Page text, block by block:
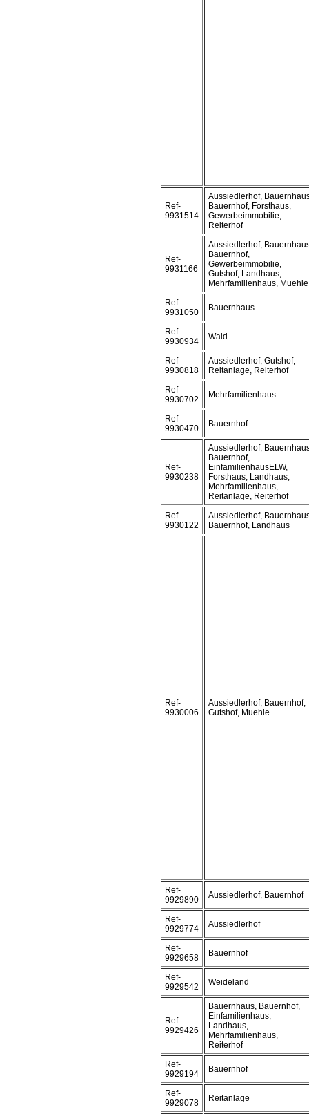
Ref-
9931514
Aussiedlerhof,
Bauernhof, Forsthaus,
Gewerbeimmobilie,
Reiterhof
Ref-
9931166
Aussiedlerhof,
Bauernhof,
Gewerbeimmobilie,
Gutshof, Landhaus,
Mehrfamilienhaus, Muehle
Ref-
9931050
Bauernhaus
Ref-
9930934
Wald
Ref-
9930818
Aussiedlerhof, Gutshof,
Reitanlage, Reiterhof
Ref-
9930702
Mehrfamilienhaus
Ref-
9930470
Bauernhof
Ref-
9930238
Aussiedlerhof,
Bauernhof,
EinfamilienhausELW,
Forsthaus, Landhaus,
Mehrfamilienhaus,
Reitanlage, Reiterhof
Ref-
9930122
Aussiedlerhof,
Bauernhof, Landhaus
Ref-
9930006
Aussiedlerhof, Bauernhof,
Gutshof, Muehle
Ref-
9929890
Aussiedlerhof, Bauernhof
Ref-
9929774
Aussiedlerhof
Ref-
9929658
Bauernhof
Ref-
9929542
Weideland
Ref-
9929426
Bauernhaus, Bauernhof,
Einfamilienhaus,
Landhaus,
Mehrfamilienhaus,
Reiterhof
Ref-
9929194
Bauernhof
Ref-
9929078
Reitanlage